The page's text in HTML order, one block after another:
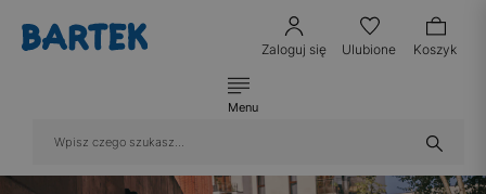
Zaloguj się Ulubione Koszyk
Menu